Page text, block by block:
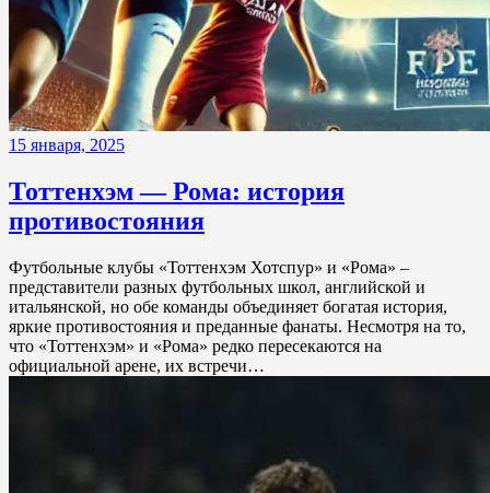
15 января, 2025
Тоттенхэм — Рома: история
противостояния
Футбольные клубы «Тоттенхэм Хотспур» и «Рома» –
представители разных футбольных школ, английской и
итальянской, но обе команды объединяет богатая история,
яркие противостояния и преданные фанаты. Несмотря на то,
что «Тоттенхэм» и «Рома» редко пересекаются на
официальной арене, их встречи…